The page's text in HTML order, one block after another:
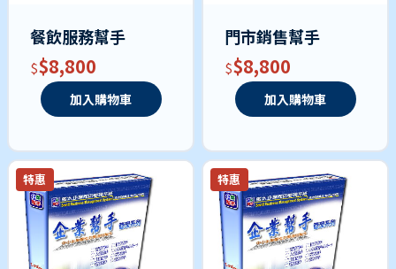
餐飲服務幫手
$8,800
加入購物車
門市銷售幫手
$8,800
加入購物車
特惠 特惠